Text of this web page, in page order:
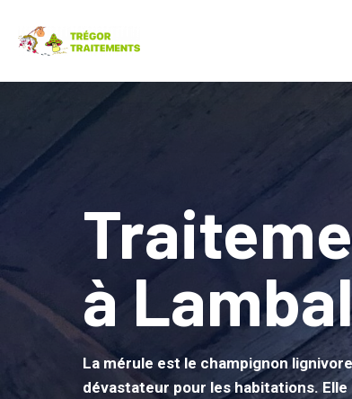
à
La mérule est le champignon
dévastateur pour les habitations.